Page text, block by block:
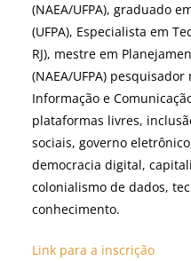
(NAEA/UFPA), graduado
(UFPA), Especialista em
RJ), mestre em
(NAEA/UFPA)
Informação e
plataformas livres,
sociais, governo
democracia digital,
colonialismo de dados,
conhecimento.
Link para a inscrição